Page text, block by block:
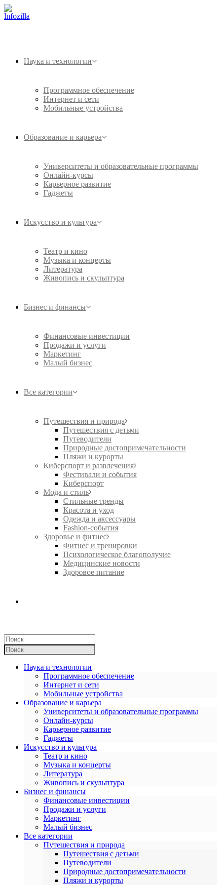
Наука и технологии
Программное обеспечение
Интернет и сети
Мобильные устройства
Образование и карьера
Университеты и образовательные программы
Онлайн-курсы
Карьерное развитие
Гаджеты
Искусство и культура
Театр и кино
Музыка и концерты
Литература
Живопись и скульптура
Бизнес и финансы
Финансовые инвестиции
Продажи и услуги
Маркетинг
Малый бизнес
Все категории
Путешествия и природа
Путешествия с детьми
Путеводители
Природные достопримечательности
Пляжи и курорты
Киберспорт и развлечения
Фестивали и события
Киберспорт
Мода и стиль
Стильные тренды
Красота и уход
Одежда и аксессуары
Fashion-события
Здоровье и фитнес
Фитнес и тренировки
Психологическое благополучие
Медицинские новости
Здоровое питание
Наука и технологии
Программное обеспечение
Интернет и сети
Мобильные устройства
Образование и карьера
Университеты и образовательные программы
Онлайн-курсы
Карьерное развитие
Гаджеты
Искусство и культура
Театр и кино
Музыка и концерты
Литература
Живопись и скульптура
Бизнес и финансы
Финансовые инвестиции
Продажи и услуги
Маркетинг
Малый бизнес
Все категории
Путешествия и природа
Путешествия с детьми
Путеводители
Природные достопримечательности
Пляжи и курорты